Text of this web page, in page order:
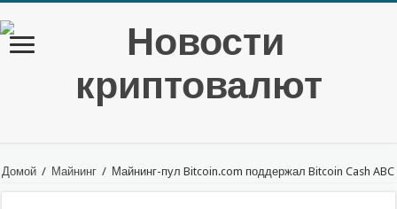
Домой / Майнинг / Майнинг-пул Bitcoin.com поддержал Bitcoin Cash ABC